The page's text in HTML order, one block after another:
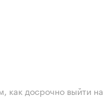
как досрочно выйти